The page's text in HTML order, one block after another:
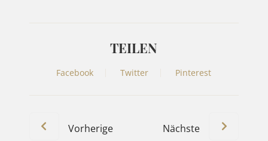
TEILEN
Facebook Twitter Pinterest
Vorherige Nächste